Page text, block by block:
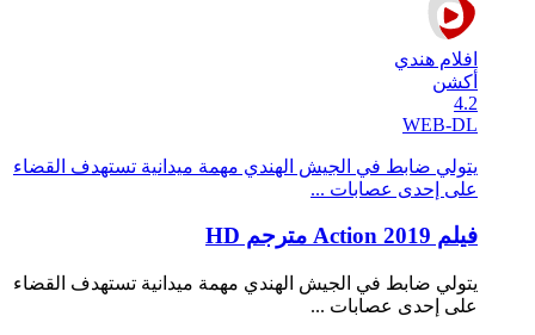
افلام هندي
أكشن
4.2
WEB-DL
يتولي ضابط في الجيش الهندي مهمة ميدانية تستهدف القضاء
على إحدى عصابات ...
فيلم Action 2019 مترجم HD
يتولي ضابط في الجيش الهندي مهمة ميدانية تستهدف القضاء
على إحدى عصابات ...